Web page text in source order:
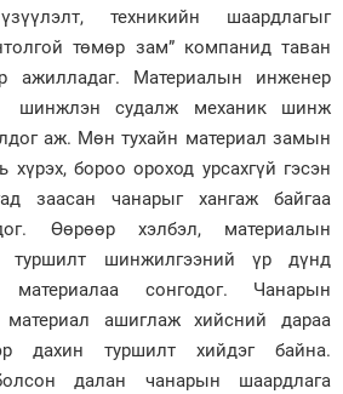
техникийн шаардлагыг
төмөр зам” компанид таван
ажилладаг. Материалын инженер
шинжлэн судалж механик шинж
аж. Мөн тухайн материал замын
бороо ороход урсахгүй гэсэн
заасан чанарыг хангаж байгаа
Өөрөөр хэлбэл, материалын
туршилт шинжилгээний үр дүнд
сонгодог. Чанарын
материал ашиглаж хийсний дараа
дахин туршилт хийдэг байна.
далан чанарын шаардлага